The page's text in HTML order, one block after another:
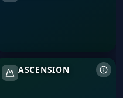
ASCENSION
Ascension